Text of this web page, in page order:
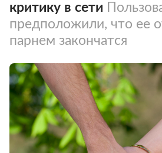
критику в сети
предположили, что ее
парнем закончатся